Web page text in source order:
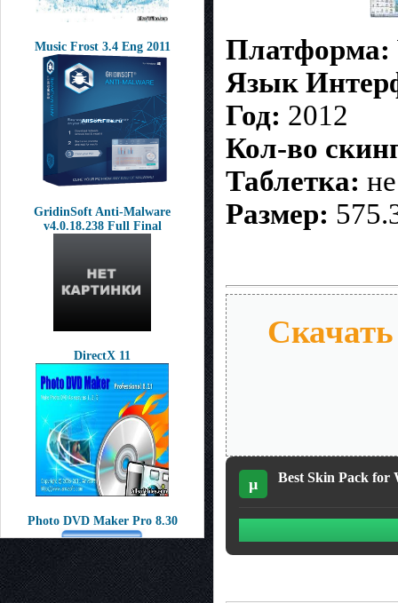
Music Frost 3.4 Eng 2011
GridinSoft Anti-Malware
v4.0.18.238 Full Final
DirectX 11
Photo DVD Maker Pro 8.30
Платформа:
Язык
Год: 2012
Кол-во
Таблетка:
Размер:
µ Best Skin Pack for